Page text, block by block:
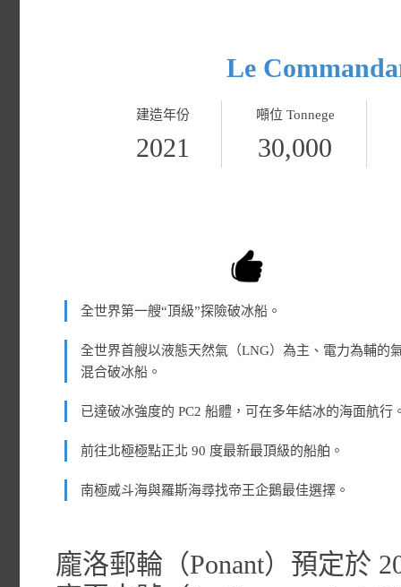
Le
建造年份
2021
噸位 Tonnege
30,000
全世界第一艘“頂級”探險破冰船。
全世界首艘以液態天然氣（LNG）為主、電力為輔的
混合破冰船。
已達破冰強度的 PC2 船體，可在多年結冰的海面航行
前往北極極點正北 90 度最新最頂級的船舶。
南極威斗海與羅斯海尋找帝王企鵝最佳選擇。
龐洛郵輪（Ponant）預定於